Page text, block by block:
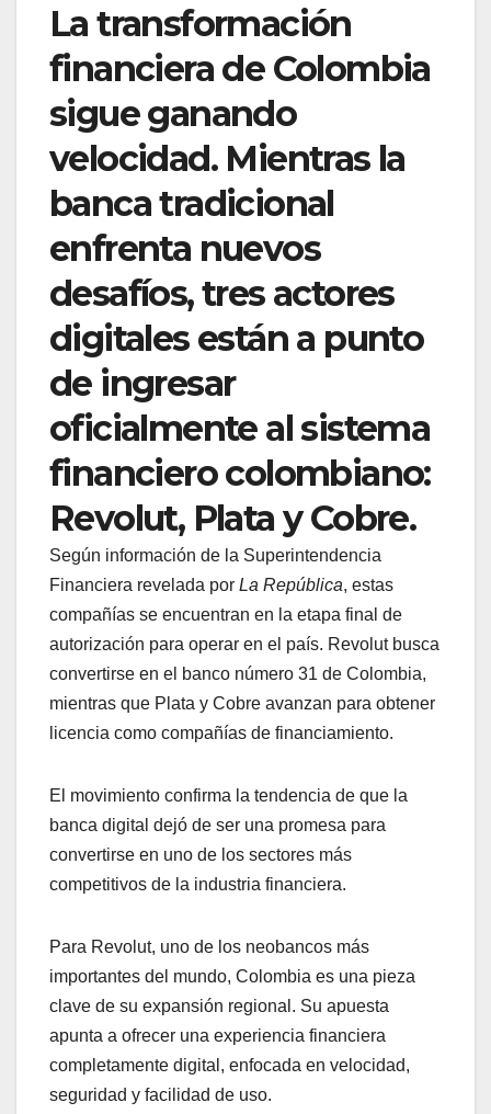
La transformación
financiera de Colombia
sigue ganando
velocidad. Mientras la
banca tradicional
enfrenta nuevos
desafíos, tres actores
digitales están a punto
de ingresar
oficialmente al sistema
financiero colombiano:
Revolut, Plata y Cobre.
Según información de la Superintendencia
Financiera revelada por La República, estas
compañías se encuentran en la etapa final de
autorización para operar en el país. Revolut busca
convertirse en el banco número 31 de Colombia,
mientras que Plata y Cobre avanzan para obtener
licencia como compañías de financiamiento.
El movimiento confirma la tendencia de que la
banca digital dejó de ser una promesa para
convertirse en uno de los sectores más
competitivos de la industria financiera.
Para Revolut, uno de los neobancos más
importantes del mundo, Colombia es una pieza
clave de su expansión regional. Su apuesta
apunta a ofrecer una experiencia financiera
completamente digital, enfocada en velocidad,
seguridad y facilidad de uso.